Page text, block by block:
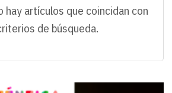
hay artículos que coincidan con
de búsqueda.